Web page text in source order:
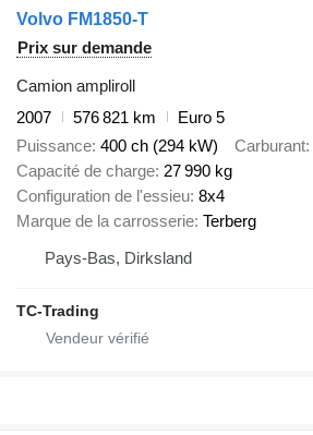
Volvo FM1850-T
Prix sur demande
Camion ampliroll
2007
576 821 km
Euro 5
Puissance 400 ch (294 kW) Carburant
Capacité de charge 27 990 kg
Configuration de l'essieu 8x4
Marque de la carrosserie Terberg
Pays-Bas, Dirksland
TC-Trading